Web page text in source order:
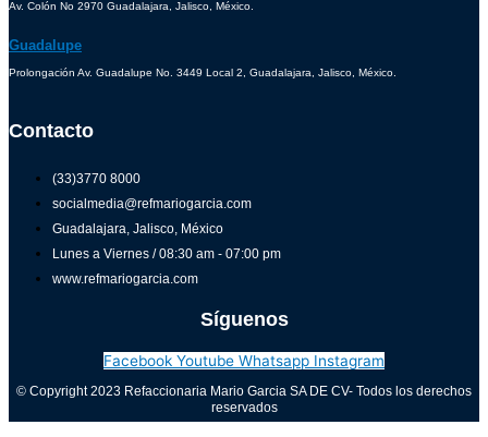
Av. Colón No 2970 Guadalajara, Jalisco, México.
Guadalupe
Prolongación Av. Guadalupe No. 3449 Local 2, Guadalajara, Jalisco, México.
Contacto
(33)3770 8000
socialmedia@refmariogarcia.com
Guadalajara, Jalisco, México
Lunes a Viernes / 08:30 am - 07:00 pm
www.refmariogarcia.com
Síguenos
Facebook Youtube Whatsapp Instagram
© Copyright 2023 Refaccionaria Mario Garcia SA DE CV- Todos los derechos
reservados